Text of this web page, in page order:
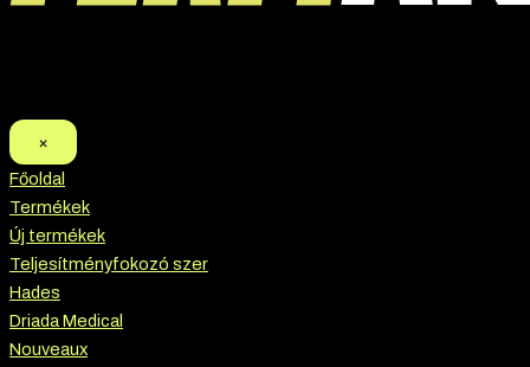
×
Főoldal
Termékek
Új termékek
Teljesítményfokozó szer
Hades
Driada Medical
Nouveaux